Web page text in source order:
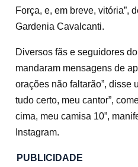
Força, e, em breve, vitória”,
Gardenia Cavalcanti.
Diversos fãs e seguidores
mandaram mensagens de
orações não faltarão”, disse
tudo certo, meu cantor”,
cima, meu camisa 10”,
Instagram.
PUBLICIDADE